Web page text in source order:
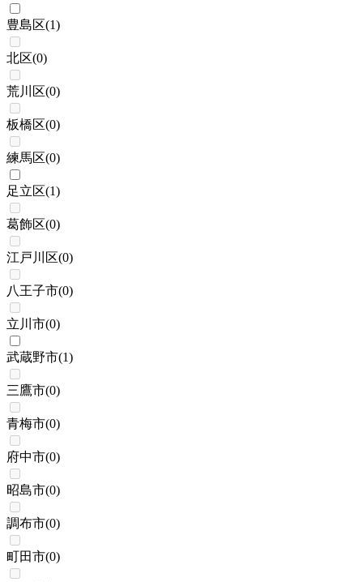
豊島区(1)
北区(0)
荒川区(0)
板橋区(0)
練馬区(0)
足立区(1)
葛飾区(0)
江戸川区(0)
八王子市(0)
立川市(0)
武蔵野市(1)
三鷹市(0)
青梅市(0)
府中市(0)
昭島市(0)
調布市(0)
町田市(0)